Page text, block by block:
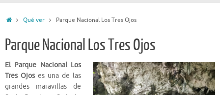
InicioQué ver Parque Nacional Los Tres Ojos
Parque Nacional Los Tres Ojos
El Parque Nacional Los
Tres Ojoses una de las
grandes maravillas de